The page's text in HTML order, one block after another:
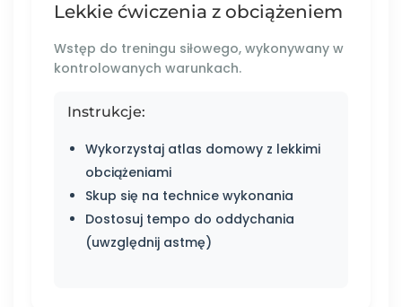
Lekkie ćwiczenia z obciążeniem
Wstęp do treningu siłowego, wykonywany w
kontrolowanych warunkach.
Instrukcje:
Wykorzystaj atlas domowy z lekkimi
obciążeniami
Skup się na technice wykonania
Dostosuj tempo do oddychania
(uwzględnij astmę)